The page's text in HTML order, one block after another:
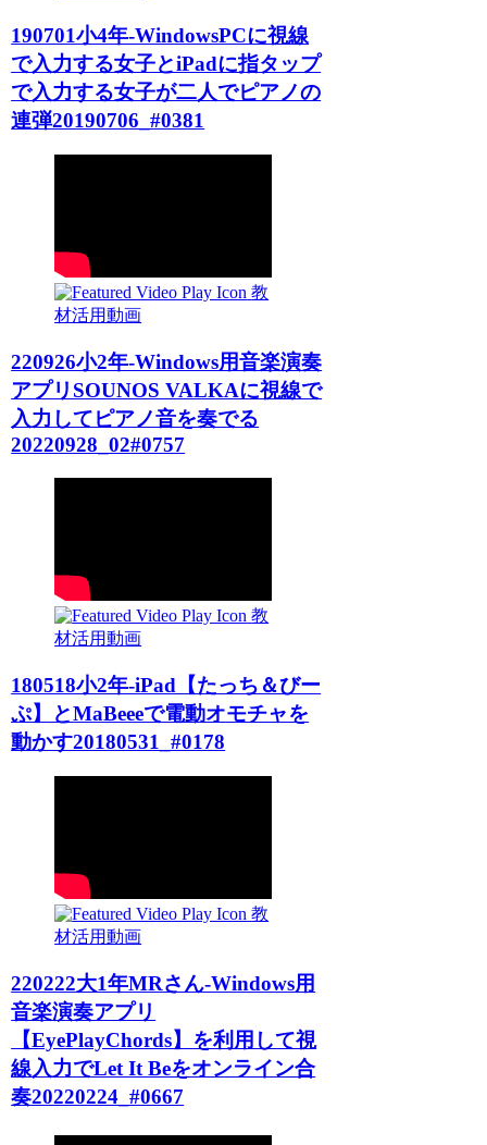
190701小4年-WindowsPCに視線
で入力する女子とiPadに指タップ
で入力する女子が二人でピアノの
連弾20190706_#0381
教
材活用動画
220926小2年-Windows用音楽演奏
アプリSOUNOS VALKAに視線で
入力してピアノ音を奏でる
20220928_02#0757
教
材活用動画
180518小2年-iPad【たっち＆びー
ぷ】とMaBeeeで電動オモチャを
動かす20180531_#0178
教
材活用動画
220222大1年MRさん-Windows用
音楽演奏アプリ
【EyePlayChords】を利用して視
線入力でLet It Beをオンライン合
奏20220224_#0667